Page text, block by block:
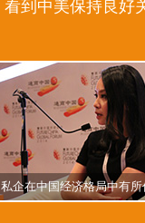
看到中美保持良好
私企在中国经济格局中有所